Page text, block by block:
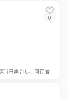
0
アプグレ済み。M!LKお目当ての方はご購入頂けません。 公演当日集合し、同行者が買い手様の端末にログイン情報を打ち込まさせて頂きます。 入場後受け取り評価をお願...